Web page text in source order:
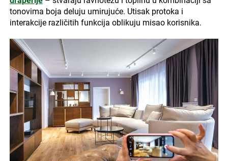
tonovima boja deluju umirujuće. Utisak protoka i
interakcije različitih funkcija oblikuju misao korisnika.